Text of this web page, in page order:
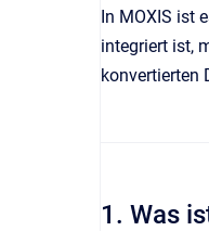
In MOXIS ist
integriert ist,
konvertierten
1. Was